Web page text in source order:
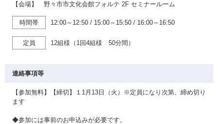
【会場】 野々市市文化会館フォルテ 2F セミナールーム
時間帯 12:00～12:50 / 15:00～15:50 / 16:00～16:50
定員 12組様（1回4組様 50分間）
連絡事項等
【参加無料】【締切】１1月13日（火）※定員になり次第、締め切り
ます
◆参加には事前のお申込みが必要です。